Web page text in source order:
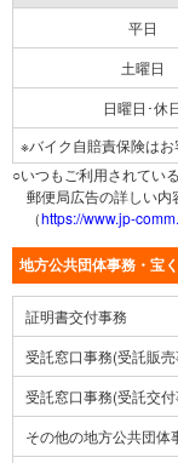
平日
土曜日
日曜日･休
※バイク自賠責保険はお
○いつもご利用されてい
郵便局広告の詳しい内
（https://www.jp-
地方公共団体事務・宝
証明書交付事務
受託窓口事務(受託販
受託窓口事務(受託交
その他の地方公共団体